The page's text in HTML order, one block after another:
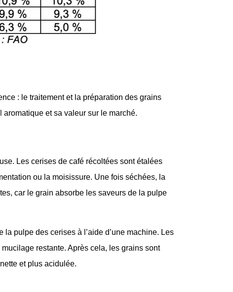
: le traitement et la préparation des grains
et sa valeur sur le marché.
Les cerises de café récoltées sont étalées
ou la moisissure. Une fois séchées, la
car le grain absorbe les saveurs de la pulpe
pulpe des cerises à l’aide d’une machine. Les
restante. Après cela, les grains sont
et plus acidulée.